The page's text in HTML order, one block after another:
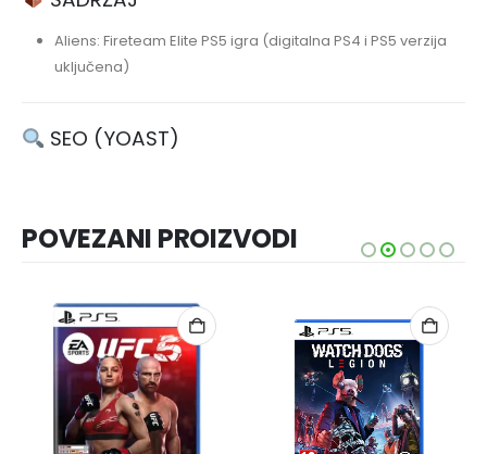
Aliens: Fireteam Elite PS5 igra (digitalna PS4 i PS5 verzija
uključena)
SEO (YOAST)
POVEZANI PROIZVODI